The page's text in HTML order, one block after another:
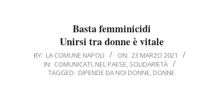
Basta femminicidi
Unirsi tra donne è vitale
2021-
BY: LA COMUNE NAPOLI ON: 23 MARZO 2021
IN: COMUNICATI, NEL PAESE, SOLIDARIETÀ
TAGGED: DIPENDE DA NOI DONNE, DONNE